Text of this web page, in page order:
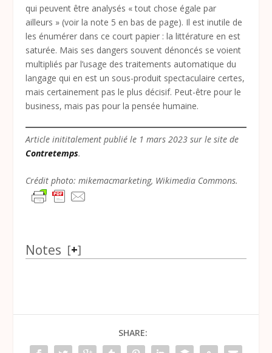
qui peuvent être analysés « tout chose égale par
ailleurs » (voir la note 5 en bas de page). Il est inutile de
les énumérer dans ce court papier : la littérature en est
saturée. Mais ses dangers souvent dénoncés se voient
multipliés par l’usage des traitements automatique du
langage qui en est un sous-produit spectaculaire certes,
mais certainement pas le plus décisif. Peut-être pour le
business, mais pas pour la pensée humaine.
Article inititalement publié le 1 mars 2023 sur le site de
Contretemps.
Crédit photo: mikemacmarketing, Wikimedia Commons.
Notes [+]
SHARE: